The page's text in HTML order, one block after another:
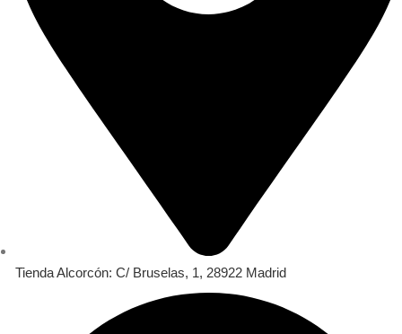
Tienda Alcorcón: C/ Bruselas, 1, 28922 Madrid